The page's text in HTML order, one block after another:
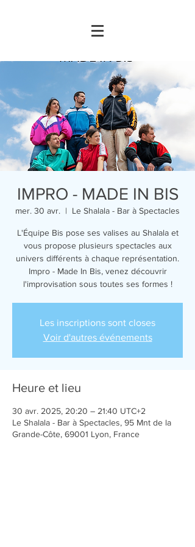
IMPRO - MADE IN BIS
mer. 30 avr.
  |
Le Shalala - Bar à Spectacles
L'Équipe Bis pose ses valises au Shalala et
vous propose plusieurs spectacles aux
univers différents à chaque représentation.
Impro - Made In Bis, venez découvrir
l'improvisation sous toutes ses formes !
Les inscriptions sont closes
Voir d'autres événements
Heure et lieu
30 avr. 2025, 20:20 – 21:40 UTC+2
Le Shalala - Bar à Spectacles, 95 Mnt de la
Grande-Côte, 69001 Lyon, France